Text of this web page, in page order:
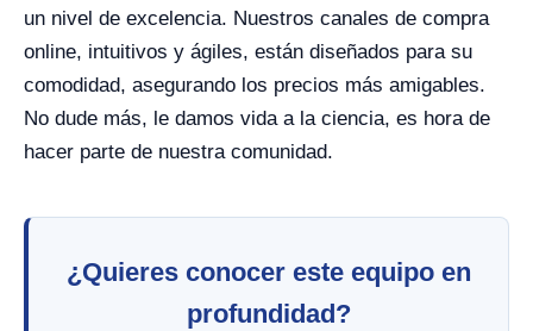
un nivel de excelencia. Nuestros canales de compra
online, intuitivos y ágiles, están diseñados para su
comodidad, asegurando los precios más amigables.
No dude más, le damos vida a la ciencia, es hora de
hacer parte de nuestra comunidad.
¿Quieres conocer este equipo en
profundidad?